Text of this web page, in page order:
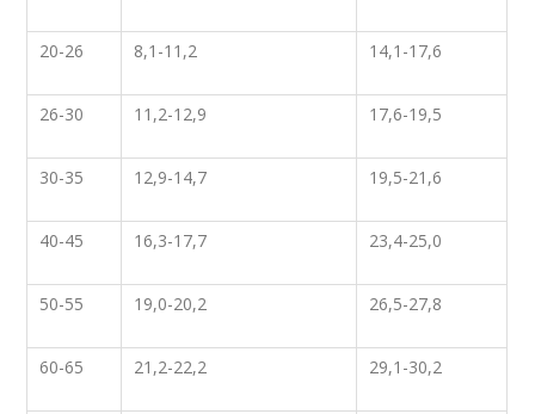
20-26 8,1-11,2 14,1-17,6
26-30 11,2-12,9 17,6-19,5
30-35 12,9-14,7 19,5-21,6
40-45 16,3-17,7 23,4-25,0
50-55 19,0-20,2 26,5-27,8
60-65 21,2-22,2 29,1-30,2